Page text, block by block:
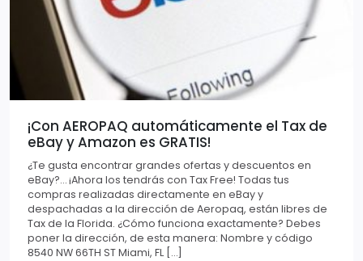
¡Con AEROPAQ automáticamente el Tax de
eBay y Amazon es GRATIS!
¿Te gusta encontrar grandes ofertas y descuentos en
eBay?… ¡Ahora los tendrás con Tax Free! Todas tus
compras realizadas directamente en eBay y
despachadas a la dirección de Aeropaq, están libres de
Tax de la Florida. ¿Cómo funciona exactamente? Debes
poner la dirección, de esta manera: Nombre y código
8540 NW 66TH ST Miami, FL […]